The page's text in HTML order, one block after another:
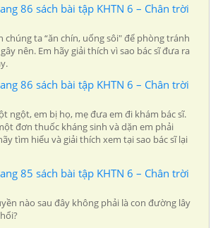
86 sách bài tập KHTN 6 – Chân trời
chúng ta “ăn chín, uống sôi" để phòng tránh
nên. Em hãy giải thích vì sao bác sĩ đưa ra
86 sách bài tập KHTN 6 – Chân trời
ngột, em bị họ, mẹ đưa em đi khám bác sĩ.
đơn thuốc kháng sinh và dặn em phải
tìm hiểu và giải thích xem tại sao bác sĩ lại
85 sách bài tập KHTN 6 – Chân trời
nào sau đây không phải là con đường lây